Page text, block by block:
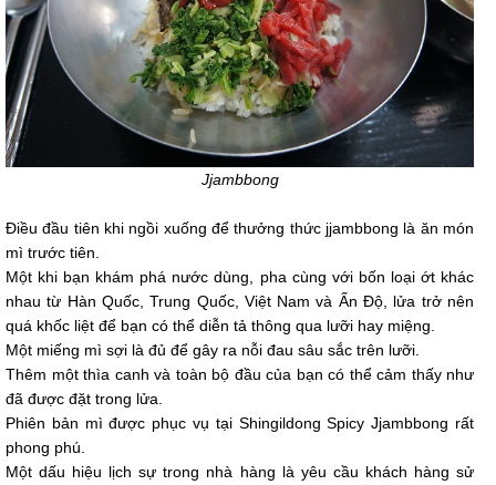
Jjambbong
Điều đầu tiên khi ngồi xuống để thưởng thức jjambbong là ăn món
mì trước tiên.
Một khi bạn khám phá nước dùng, pha cùng với bốn loại ớt khác
nhau từ Hàn Quốc, Trung Quốc, Việt Nam và Ấn Độ, lửa trở nên
quá khốc liệt để bạn có thể diễn tả thông qua lưỡi hay miệng.
Một miếng mì sợi là đủ để gây ra nỗi đau sâu sắc trên lưỡi.
Thêm một thìa canh và toàn bộ đầu của bạn có thể cảm thấy như
đã được đặt trong lửa.
Phiên bản mì được phục vụ tại Shingildong Spicy Jjambbong rất
phong phú.
Một dấu hiệu lịch sự trong nhà hàng là yêu cầu khách hàng sử